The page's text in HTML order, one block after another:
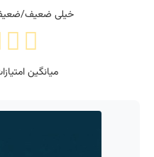
خیلی ضعیف/
میانگین